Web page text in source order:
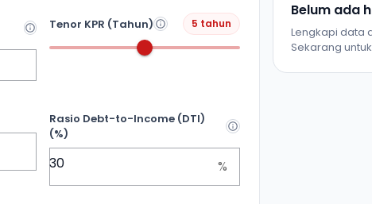
Tenor KPR (Tahun) 5 tahun
Rasio Debt-to-Income (DTI)
(%)
%
Belum ada
Lengkapi data
Sekarang